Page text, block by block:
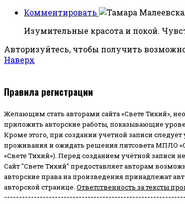
Комментировать
Изумительные красота и покой.
Авторизуйтесь, чтобы получить
Наверх
Правила регистрации
Желающим стать авторами сайта «Свете Тихий»,
приложить авторские работы, показывающие
Кроме этого, при создании учетной записи
проживания и ожидать решения литсовета МПЛО
«Свете Тихий»). Перед созданием учётной записи
Сайт "Свете Тихий" предоставляет авторам
авторские права на произведения принадлежат
авторской странице. Ответственность за тексты